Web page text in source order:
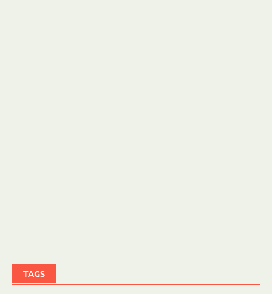
TAGS